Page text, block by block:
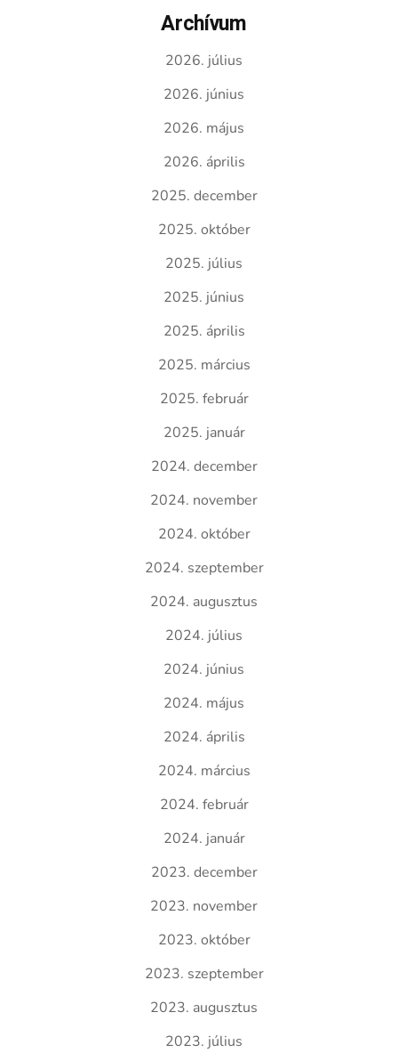
Archívum
2026. július
2026. június
2026. május
2026. április
2025. december
2025. október
2025. július
2025. június
2025. április
2025. március
2025. február
2025. január
2024. december
2024. november
2024. október
2024. szeptember
2024. augusztus
2024. július
2024. június
2024. május
2024. április
2024. március
2024. február
2024. január
2023. december
2023. november
2023. október
2023. szeptember
2023. augusztus
2023. július